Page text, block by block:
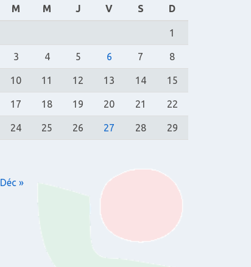
M M J V S D
1
3 4 5 6 7 8
10 11 12 13 14 15
17 18 19 20 21 22
24 25 26 27 28 29
Déc »